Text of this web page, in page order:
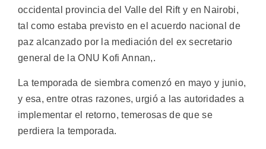
occidental provincia del Valle del Rift y en Nairobi,
tal como estaba previsto en el acuerdo nacional de
paz alcanzado por la mediación del ex secretario
general de la ONU Kofi Annan,.
La temporada de siembra comenzó en mayo y junio,
y esa, entre otras razones, urgió a las autoridades a
implementar el retorno, temerosas de que se
perdiera la temporada.